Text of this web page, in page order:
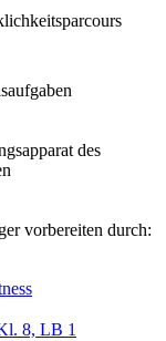
des
vorbereiten durch:
8, LB 1